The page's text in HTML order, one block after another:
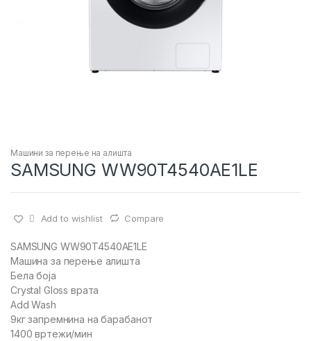
Машини за перење на алишта
SAMSUNG WW90T4540AE1LE
Add to wishlist Compare
SAMSUNG WW90T4540AE1LE
Машина за перење алишта
Бела боја
Crystal Gloss врата
Add Wash
9кг запремнина на барабанот
1400 вртежи/мин